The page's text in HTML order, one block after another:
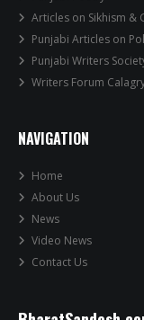
Articles on Sikhism &
Punjabi Articles on
Punjabi Writers
Writers Forum
NAVIGATION
Home
About Us
News
Video News
Contact Us